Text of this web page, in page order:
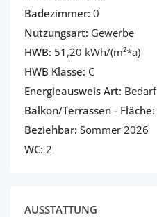
Badezimmer: 0
Nutzungsart: Gewerbe
HWB: 51,20 kWh/(m²*a)
HWB Klasse: C
Energieausweis Art: Bedarf
Balkon/Terrassen - Fläche:
Beziehbar: Sommer 2026
WC: 2
AUSSTATTUNG